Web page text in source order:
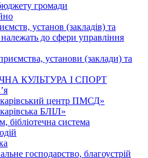
громади
установ (закладів) та
до сфери управління
установи (заклади) та
КУЛЬТУРА І СПОРТ
центр ПМСД»
БЛІЛ»
бібліотечна система
господарство, благоустрій